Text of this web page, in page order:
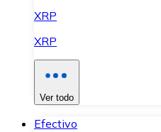
XRP
XRP
Ver todo
Efectivo